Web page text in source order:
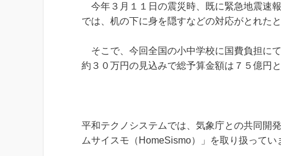
今年３月１１日の震災時、既に緊急地震速
では、机の下に身を隠すなどの対応がとれたと
そこで、今回全国の小中学校に国費負担に
約３０万円の見込みで総予算金額は７５億円と
平和テクノシステムでは、気象庁との共同開
ムサイスモ（HomeSismo）」を取り扱ってい